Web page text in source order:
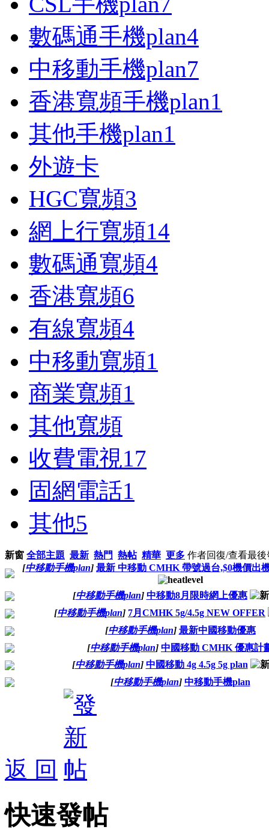
數碼通手機plan4
中移動手機plan7
香港寬頻手機plan1
其他手機plan1
外遊卡
HGC寬頻3
網上行寬頻14
數碼通寬頻4
香港寬頻6
有線寬頻4
中移動寬頻1
商業寬頻1
其他寬頻
收費電視17
固網電話1
其他5
新窗 全部主題 最新 熱門 熱帖 精華 更多 作者回復/查看最後
[中移動手機plan] 最新 中移動 CMHK 帶號過台,$0機價出
[中移動手機plan] 中移動8月限時網上優惠
[中移動手機plan] 7月CMHK 5g/4.5g NEW OFFER
[中移動手機plan] 最新中國移動優惠
[中移動手機plan] 中國移動 CMHK 優惠計
[中移動手機plan] 中國移動 4g 4.5g 5g plan
[中移動手機plan] 中移動手機plan
返 回
快速發帖